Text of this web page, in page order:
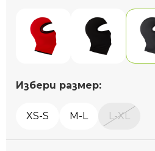
Избери размер:
XS-S M-L L-XL